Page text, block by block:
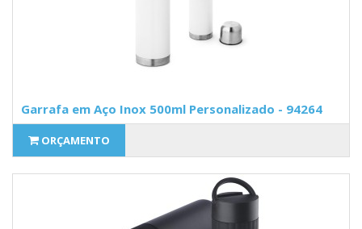
Garrafa em Aço Inox 500ml Personalizado - 94264
ORÇAMENTO